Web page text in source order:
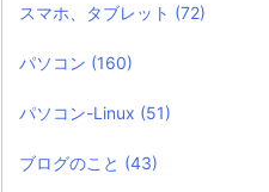
スマホ、タブレット (72)
パソコン (160)
パソコン-Linux (51)
ブログのこと (43)